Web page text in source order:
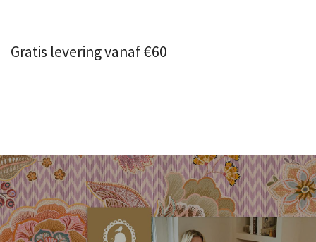
Gratis levering vanaf €60